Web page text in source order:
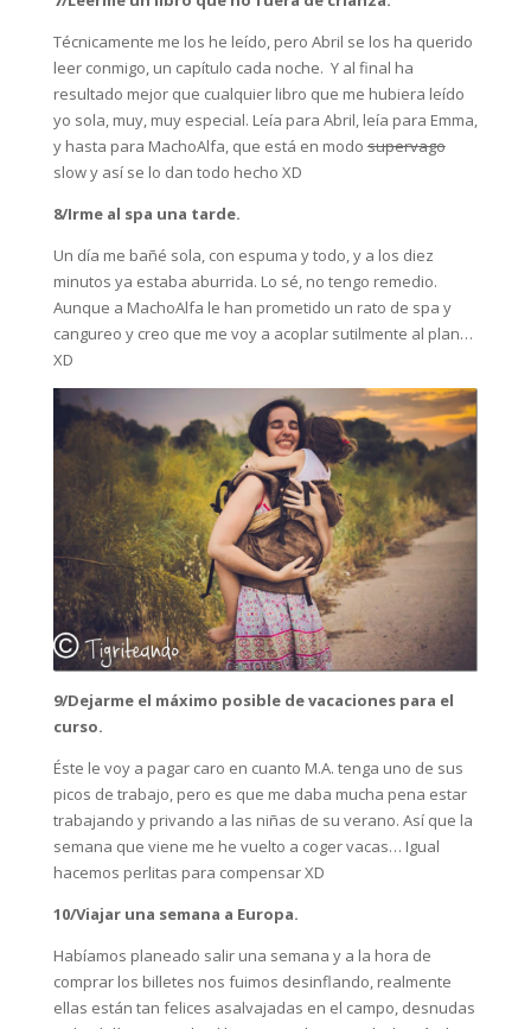
Técnicamente me los he leído, pero Abril se los ha querido
leer conmigo, un capítulo cada noche. Y al final ha
resultado mejor que cualquier libro que me hubiera leído
yo sola, muy, muy especial. Leía para Abril, leía para Emma,
y hasta para MachoAlfa, que está en modosupervago
slow y así se lo dan todo hecho XD
8/Irme al spa una tarde.
Un día me bañé sola, con espuma y todo, y a los diez
minutos ya estaba aburrida. Lo sé, no tengo remedio.
Aunque a MachoAlfa le han prometido un rato de spa y
cangureo y creo que me voy a acoplar sutilmente al plan…
XD
9/Dejarme el máximo posible de vacaciones para el
curso.
Éste le voy a pagar caro en cuanto M.A. tenga uno de sus
picos de trabajo, pero es que me daba mucha pena estar
trabajando y privando a las niñas de su verano. Así que la
semana que viene me he vuelto a coger vacas… Igual
hacemos perlitas para compensar XD
10/Viajar una semana a Europa.
Habíamos planeado salir una semana y a la hora de
comprar los billetes nos fuimos desinflando, realmente
ellas están tan felices asalvajadas en el campo, desnudas